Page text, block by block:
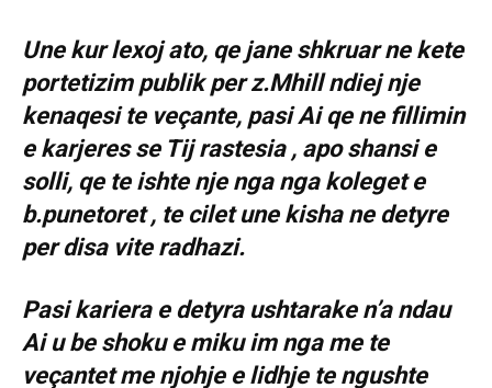
Une kur lexoj ato, qe jane shkruar ne kete
portetizim publik per z.Mhill ndiej nje
kenaqesi te veçante, pasi Ai qe ne fillimin
e karjeres se Tij rastesia , apo shansi e
solli, qe te ishte nje nga nga koleget e
b.punetoret , te cilet une kisha ne detyre
per disa vite radhazi.
Pasi kariera e detyra ushtarake n’a ndau
Ai u be shoku e miku im nga me te
veçantet me njohje e lidhje te ngushte